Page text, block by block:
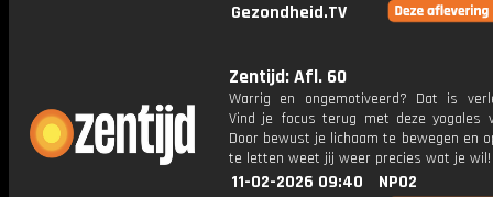
Gezondheid.TV
Zentijd: Afl. 60
Warrig en ongemotiveerd? Dat is
Vind je focus terug met deze yogales
Door bewust je lichaam te bewegen en
te letten weet jij weer precies wat je wil!
11-02-2026 09:40
NPO2